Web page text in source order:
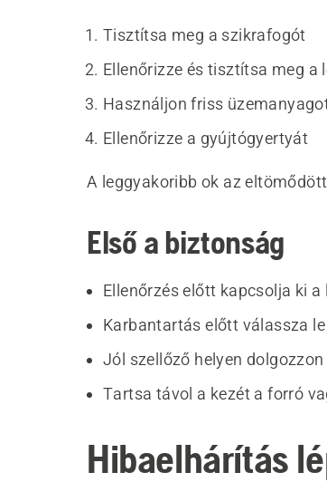
Tisztítsa meg a szikrafogót
Ellenőrizze és tisztítsa meg a
Használjon friss
Ellenőrizze a gyújtógyertyát
A leggyakoribb ok az
Első a biztonság
Ellenőrzés előtt kapcsolja ki
Karbantartás előtt válassza
Jól szellőző helyen dolgozzon
Tartsa távol a kezét a forró
Hibaelhárítás